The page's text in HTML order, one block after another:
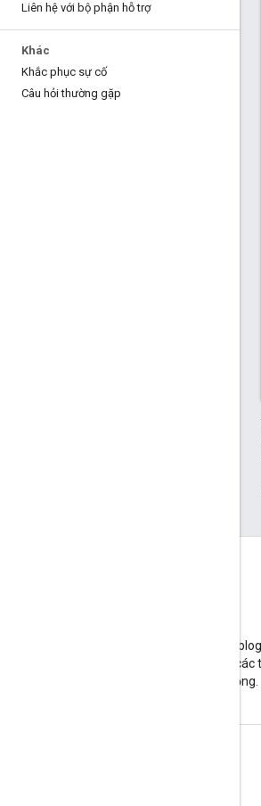
Liên hệ với bộ phận hỗ trợ
Khác
Khắc phục sự cố
Câu hỏi thường gặp
Hãy truy cập vào
chúng tôi để xem các
báo quan trọng.